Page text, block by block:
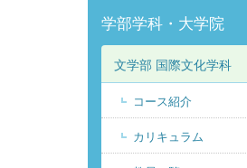
学部学科・大学院
文学部 国際文化学科
コース紹介
カリキュラム